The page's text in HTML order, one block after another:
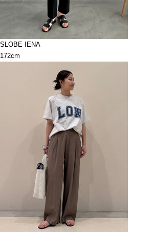
SLOBE IENA
172cm